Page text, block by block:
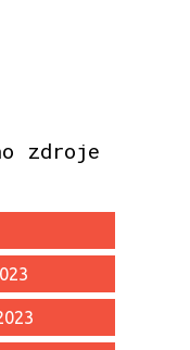
zdroje